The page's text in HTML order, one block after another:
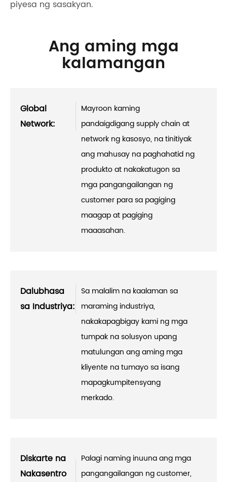
piyesa ng sasakyan.
Ang aming mga
kalamangan
Global
Network:
Mayroon kaming
pandaigdigang supply chain at
network ng kasosyo, na tinitiyak
ang mahusay na paghahatid ng
produkto at nakakatugon sa
mga pangangailangan ng
customer para sa pagiging
maagap at pagiging
maaasahan.
Dalubhasa
sa Industriya:
Sa malalim na kaalaman sa
maraming industriya,
nakakapagbigay kami ng mga
tumpak na solusyon upang
matulungan ang aming mga
kliyente na tumayo sa isang
mapagkumpitensyang
merkado.
Diskarte na
Nakasentro
Palagi naming inuuna ang mga
pangangailangan ng customer,